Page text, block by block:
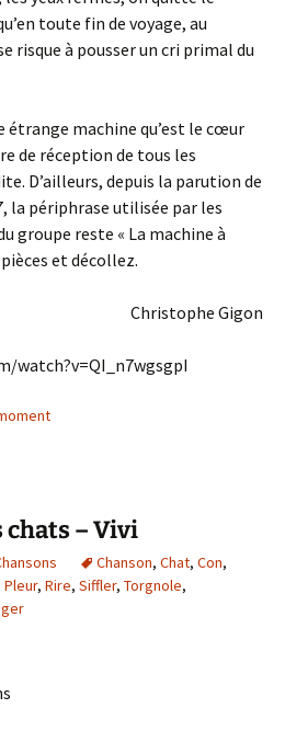
toute fin de voyage, au
risque à pousser un cri primal du
étrange machine qu’est le cœur
de réception de tous les
D’ailleurs, depuis la parution de
la périphrase utilisée par les
groupe reste « La machine à
et décollez.
Christophe Gigon
watch?v=QI_n7wgsgpI
chats – Vivi
Chanson, Chat, Con,
Pleur, Rire, Siffler, Torgnole,